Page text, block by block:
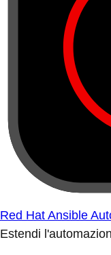
Red Hat Ansible
Estendi